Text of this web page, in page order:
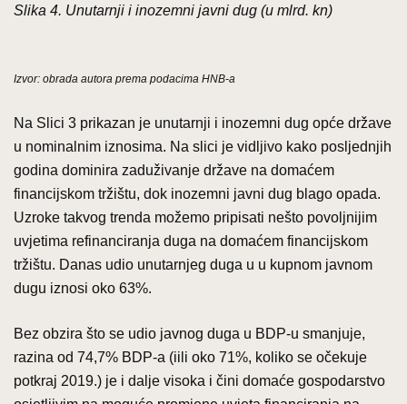
Slika 4. Unutarnji i inozemni javni dug (u mlrd. kn)
Izvor: obrada autora prema podacima HNB-a
Na Slici 3 prikazan je unutarnji i inozemni dug opće države
u nominalnim iznosima. Na slici je vidljivo kako posljednjih
godina dominira zaduživanje države na domaćem
financijskom tržištu, dok inozemni javni dug blago opada.
Uzroke takvog trenda možemo pripisati nešto povoljnijim
uvjetima refinanciranja duga na domaćem financijskom
tržištu. Danas udio unutarnjeg duga u u kupnom javnom
dugu iznosi oko 63%.
Bez obzira što se udio javnog duga u BDP-u smanjuje,
razina od 74,7% BDP-a (iili oko 71%, koliko se očekuje
potkraj 2019.) je i dalje visoka i čini domaće gospodarstvo